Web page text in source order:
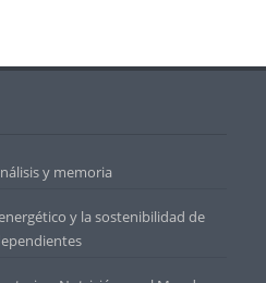
y memoria
y la sostenibilidad de